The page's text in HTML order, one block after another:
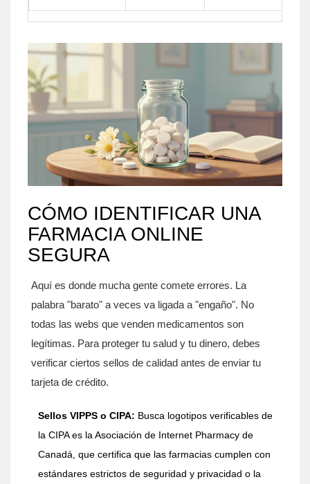
CÓMO IDENTIFICAR UNA
FARMACIA ONLINE
SEGURA
Aquí es donde mucha gente comete errores. La
palabra "barato" a veces va ligada a "engaño". No
todas las webs que venden medicamentos son
legítimas. Para proteger tu salud y tu dinero, debes
verificar ciertos sellos de calidad antes de enviar tu
tarjeta de crédito.
Sellos VIPPS o CIPA: Busca logotipos verificables de
la CIPAes la Asociación de Internet Pharmacy de
Canadá, que certifica que las farmacias cumplen con
estándares estrictos de seguridad y privacidad o la